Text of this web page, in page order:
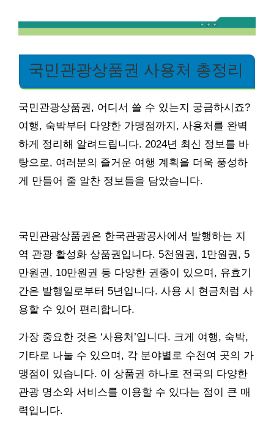
국민관광상품권 사용처 총정리
국민관광상품권, 어디서 쓸 수 있는지 궁금하시죠?
여행, 숙박부터 다양한 가맹점까지, 사용처를 완벽
하게 정리해 알려드립니다. 2024년 최신 정보를 바
탕으로, 여러분의 즐거운 여행 계획을 더욱 풍성하
게 만들어 줄 알찬 정보들을 담았습니다.
국민관광상품권은 한국관광공사에서 발행하는 지
역 관광 활성화 상품권입니다. 5천원권, 1만원권, 5
만원권, 10만원권 등 다양한 권종이 있으며, 유효기
간은 발행일로부터 5년입니다. 사용 시 현금처럼 사
용할 수 있어 편리합니다.
가장 중요한 것은 ‘사용처’입니다. 크게 여행, 숙박,
기타로 나눌 수 있으며, 각 분야별로 수천여 곳의 가
맹점이 있습니다. 이 상품권 하나로 전국의 다양한
관광 명소와 서비스를 이용할 수 있다는 점이 큰 매
력입니다.